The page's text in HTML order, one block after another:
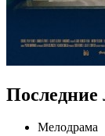
Мелодрама